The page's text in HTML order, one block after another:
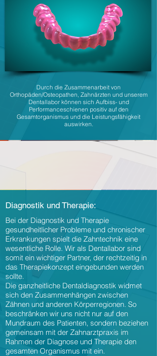
Durch die Zusammenarbeit von
Orthopäden/Osteopathen, Zahnärzten und unserem
Dentallabor können sich Aufbiss- und
Performanceschienen positiv auf den
Gesamtorganismus und die Leistungsfähigkeit
auswirken.
Diagnostik und Therapie:
Bei der Diagnostik und Therapie
gesundheitlicher Probleme und chronischer
Erkrankungen spielt die Zahntechnik eine
wesentliche Rolle. Wir als Dentallabor sind
somit ein wichtiger Partner, der rechtzeitig in
das Therapiekonzept eingebunden werden
sollte.
Die ganzheitliche Dentaldiagnostik widmet
sich den Zusammenhängen zwischen
Zähnen und anderen Körperregionen. So
beschränken wir uns nicht nur auf den
Mundraum des Patienten, sondern beziehen
gemeinsam mit der Zahnarztpraxis im
Rahmen der Diagnose und Therapie den
gesamten Organismus mit ein.